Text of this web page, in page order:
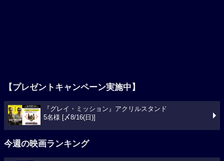
【プレゼントキャンペーン実施中】
『グレイ・ミッション』アクリルスタンド
5名様 [〆8/16(日)]
今週の映画ランキング